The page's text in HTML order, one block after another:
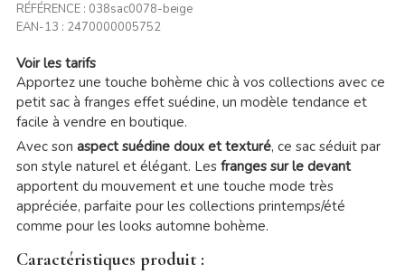
RÉFÉRENCE : 038sac0078-beige
EAN-13 : 2470000005752
Voir les tarifs
Apportez une touche bohème chic à vos collections avec ce
petit sac à franges effet suédine, un modèle tendance et
facile à vendre en boutique.
Avec son aspect suédine doux et texturé, ce sac séduit par
son style naturel et élégant. Les franges sur le devant
apportent du mouvement et une touche mode très
appréciée, parfaite pour les collections printemps/été
comme pour les looks automne bohème.
Caractéristiques produit :